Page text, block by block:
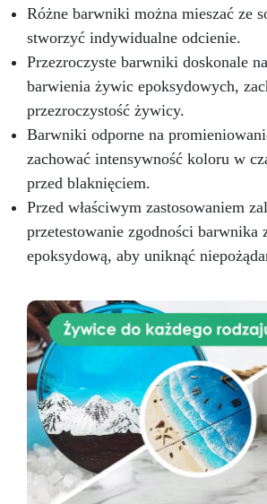
Różne barwniki można mieszać ze
stworzyć indywidualne odcienie.
Przezroczyste barwniki doskonale
barwienia żywic epoksydowych,
przezroczystość żywicy.
Barwniki odporne na
zachować intensywność koloru w
przed blaknięciem.
Przed właściwym zastosowaniem
przetestowanie zgodności barwnika
epoksydową, aby uniknąć